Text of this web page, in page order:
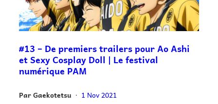
#13 – De premiers trailers pour Ao Ashi
et Sexy Cosplay Doll | Le festival
numérique PAM
ParGaekotetsu • 1 Nov 2021